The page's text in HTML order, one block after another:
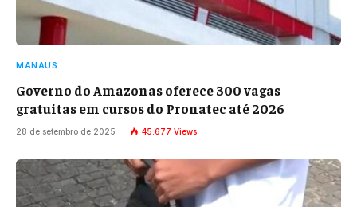
MANAUS
Governo do Amazonas oferece 300 vagas
gratuitas em cursos do Pronatec até 2026
28 de setembro de 2025 45.677 Views